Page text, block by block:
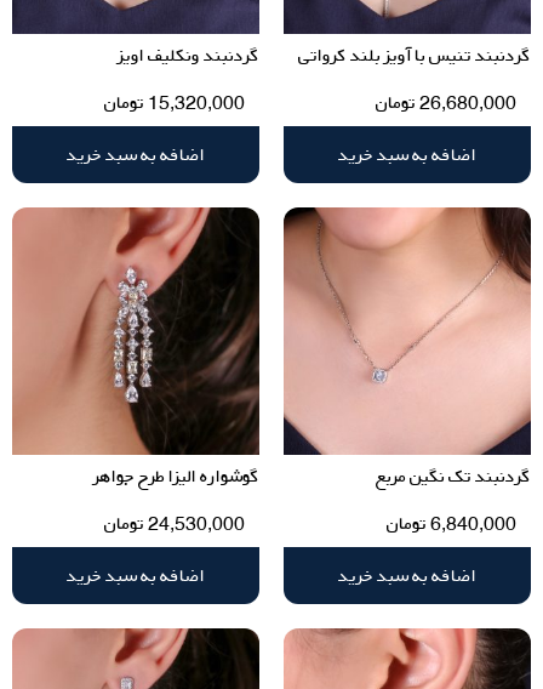
گردنبند تنیس با آویز بلند کرواتی
26,680,000تومان
اضافه به سبد خرید
گردنبند ونکلیف اویز
15,320,000 تومان
اضافه به سبد خرید
گردنبند تک نگین مربع
6,840,000تومان
اضافه به سبد خرید
گوشواره الیزا طرح جواهر
24,530,000تومان
اضافه به سبد خرید